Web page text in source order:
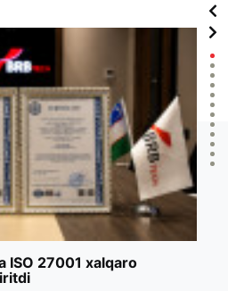
ISO 27001 xalqaro